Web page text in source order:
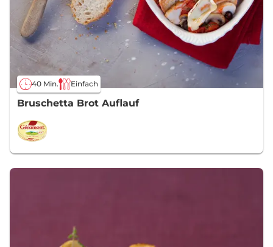
40 Min. Einfach
Bruschetta Brot Auflauf